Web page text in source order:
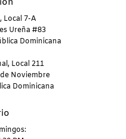
Local 7-A
Ureña #83
Dominicana
Local 211
Noviembre
Dominicana